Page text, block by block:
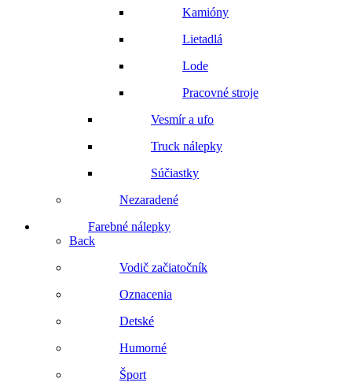
Kamióny
Lietadlá
Lode
Pracovné stroje
Vesmír a ufo
Truck nálepky
Súčiastky
Nezaradené
Farebné nálepky
Back
Vodič začiatočník
Oznacenia
Detské
Humorné
Šport